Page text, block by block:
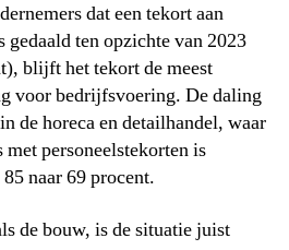
dat een tekort aan
gedaald ten opzichte van 2023
blijft het tekort de meest
voor bedrijfsvoering. De daling
de horeca en detailhandel, waar
met personeelstekorten is
naar 69 procent.
de bouw, is de situatie juist